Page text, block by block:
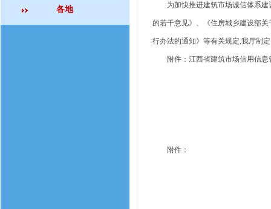
各地 为加快推进建筑市场诚信体系建
的若干意见》、《住房城乡建设部
行办法的通知》等有关规定,我厅制
附件：江西省建筑市场信用信息
附件：